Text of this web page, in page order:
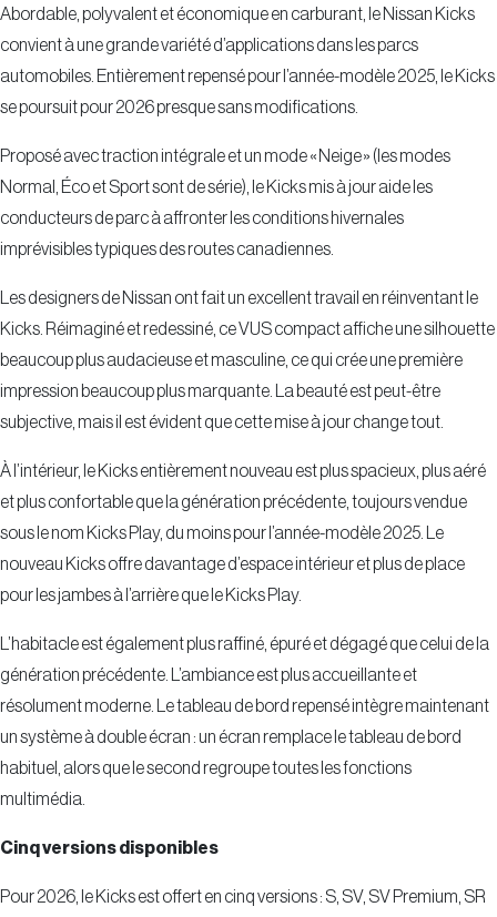
Abordable, polyvalent et économique en carburant, le Nissan Kicks
convient à une grande variété d’applications dans les parcs
automobiles. Entièrement repensé pour l’année-modèle 2025, le Kicks
se poursuit pour 2026 presque sans modifications.
Proposé avec traction intégrale et un mode « Neige » (les modes
Normal, Éco et Sport sont de série), le Kicks mis à jour aide les
conducteurs de parc à affronter les conditions hivernales
imprévisibles typiques des routes canadiennes.
Les designers de Nissan ont fait un excellent travail en réinventant le
Kicks. Réimaginé et redessiné, ce VUS compact affiche une silhouette
beaucoup plus audacieuse et masculine, ce qui crée une première
impression beaucoup plus marquante. La beauté est peut-être
subjective, mais il est évident que cette mise à jour change tout.
À l’intérieur, le Kicks entièrement nouveau est plus spacieux, plus aéré
et plus confortable que la génération précédente, toujours vendue
sous le nom Kicks Play, du moins pour l’année-modèle 2025. Le
nouveau Kicks offre davantage d’espace intérieur et plus de place
pour les jambes à l’arrière que le Kicks Play.
L’habitacle est également plus raffiné, épuré et dégagé que celui de la
génération précédente. L’ambiance est plus accueillante et
résolument moderne. Le tableau de bord repensé intègre maintenant
un système à double écran : un écran remplace le tableau de bord
habituel, alors que le second regroupe toutes les fonctions
multimédia.
Cinq versions disponibles
Pour 2026, le Kicks est offert en cinq versions : S, SV, SV Premium, SR